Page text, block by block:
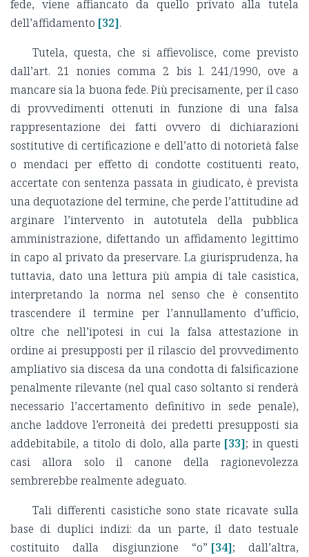
fede, viene affiancato da quello privato alla tutela
dell’affidamento [32].
Tutela, questa, che si affievolisce, come previsto
dall’art. 21 nonies comma 2 bis l. 241/1990, ove a
mancare sia la buona fede. Più precisamente, per il caso
di provvedimenti ottenuti in funzione di una falsa
rappresentazione dei fatti ovvero di dichiarazioni
sostitutive di certificazione e dell’atto di notorietà false
o mendaci per effetto di condotte costituenti reato,
accertate con sentenza passata in giudicato, è prevista
una dequotazione del termine, che perde l’attitudine ad
arginare l’intervento in autotutela della pubblica
amministrazione, difettando un affidamento legittimo
in capo al privato da preservare. La giurisprudenza, ha
tuttavia, dato una lettura più ampia di tale casistica,
interpretando la norma nel senso che è consentito
trascendere il termine per l’annullamento d’ufficio,
oltre che nell’ipotesi in cui la falsa attestazione in
ordine ai presupposti per il rilascio del provvedimento
ampliativo sia discesa da una condotta di falsificazione
penalmente rilevante (nel qual caso soltanto si renderà
necessario l’accertamento definitivo in sede penale),
anche laddove l’erroneità dei predetti presupposti sia
addebitabile, a titolo di dolo, alla parte [33]; in questi
casi allora solo il canone della ragionevolezza
sembrerebbe realmente adeguato.
Tali differenti casistiche sono state ricavate sulla
base di duplici indizi: da un parte, il dato testuale
costituito dalla disgiunzione “o” [34]; dall’altra,